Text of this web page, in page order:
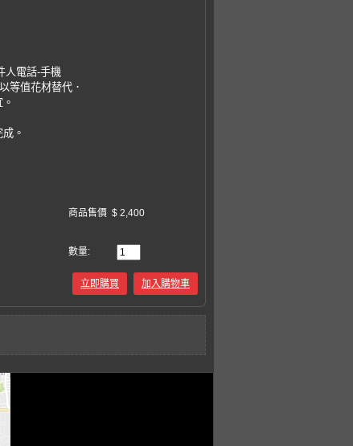
人電話-手機
等值花材替代．
。
商品售價 $ 2,400
數量:
立即購買 加入購物車